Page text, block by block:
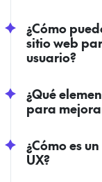
¿Cómo
sitio web
usuario?
¿Qué
para
¿Cómo es
UX?